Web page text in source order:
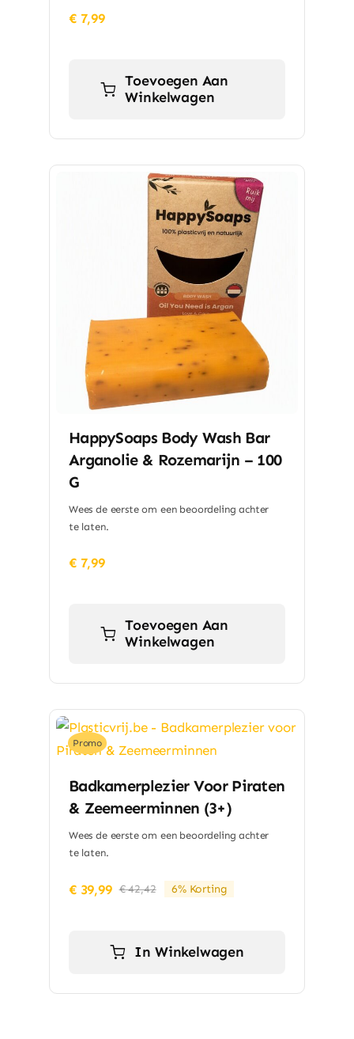
€7,99
Toevoegen Aan
Winkelwagen
HappySoaps Body Wash Bar
Arganolie & Rozemarijn – 100
G
Wees de eerste om een beoordeling achter
te laten.
€7,99
Toevoegen Aan
Winkelwagen
Promo
Badkamerplezier Voor Piraten
& Zeemeerminnen (3+)
Wees de eerste om een beoordeling achter
te laten.
€42,42Oorspronkelijke
€ 42,42.
€39,99
Huidige
€ 39,99.
6% Korting
In Winkelwagen